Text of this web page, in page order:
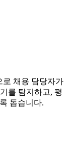
로 채용 담당자가
를 탐지하고, 평
돕습니다.